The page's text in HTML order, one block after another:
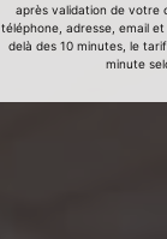
après validation de votre
téléphone, adresse, email
delà des 10 minutes, le
minute